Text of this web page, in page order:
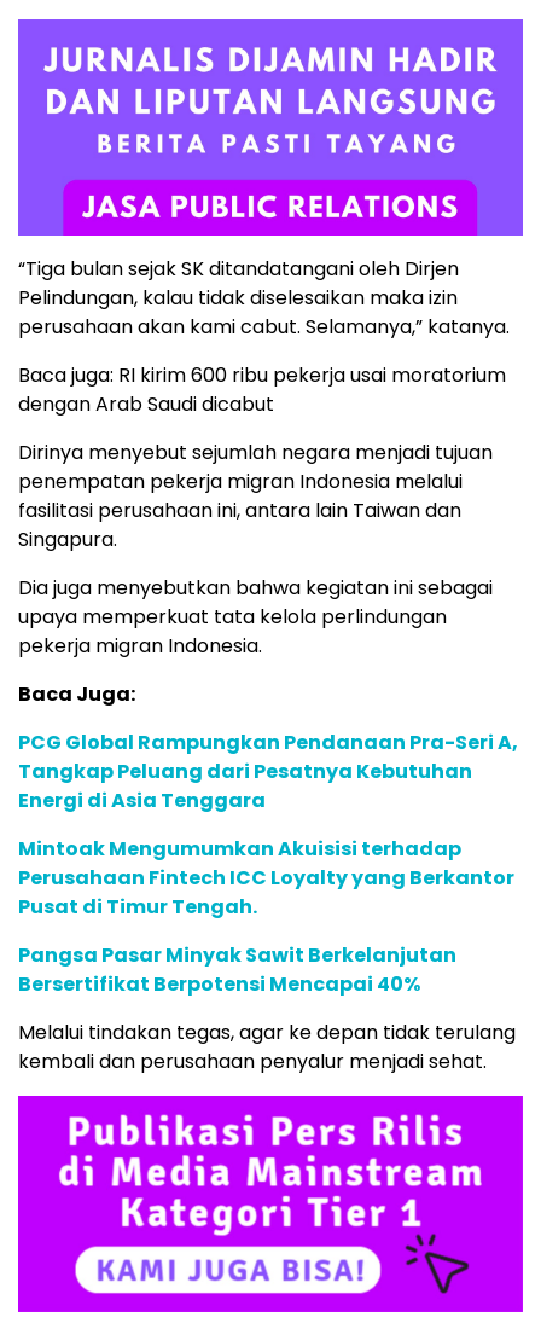
“Tiga bulan sejak SK ditandatangani oleh Dirjen
Pelindungan, kalau tidak diselesaikan maka izin
perusahaan akan kami cabut. Selamanya,” katanya.
Baca juga: RI kirim 600 ribu pekerja usai moratorium
dengan Arab Saudi dicabut
Dirinya menyebut sejumlah negara menjadi tujuan
penempatan pekerja migran Indonesia melalui
fasilitasi perusahaan ini, antara lain Taiwan dan
Singapura.
Dia juga menyebutkan bahwa kegiatan ini sebagai
upaya memperkuat tata kelola perlindungan
pekerja migran Indonesia.
Baca Juga:
PCG Global Rampungkan Pendanaan Pra-Seri A,
Tangkap Peluang dari Pesatnya Kebutuhan
Energi di Asia Tenggara
Mintoak Mengumumkan Akuisisi terhadap
Perusahaan Fintech ICC Loyalty yang Berkantor
Pusat di Timur Tengah.
Pangsa Pasar Minyak Sawit Berkelanjutan
Bersertifikat Berpotensi Mencapai 40%
Melalui tindakan tegas, agar ke depan tidak terulang
kembali dan perusahaan penyalur menjadi sehat.